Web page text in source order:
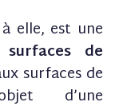
elle, est une
de
surfaces de
d’une